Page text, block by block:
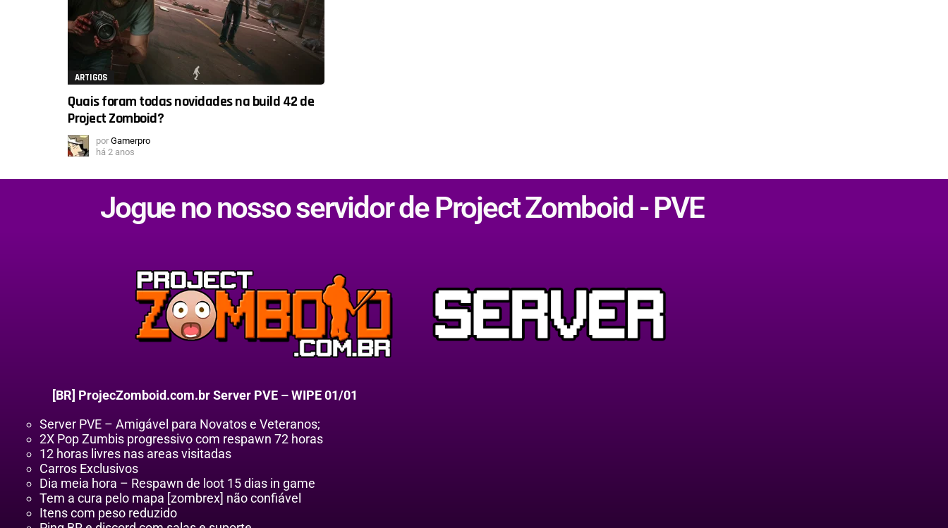
ARTIGOS
Quais foram todas novidades na build 42 de
Project Zomboid?
por Gamerpro
há 2 anos
Jogue no nosso servidor de Project Zomboid - PVE
[BR] ProjecZomboid.com.br Server PVE – WIPE 01/01
Server PVE – Amigável para Novatos e Veteranos;
2X Pop Zumbis progressivo com respawn 72 horas
12 horas livres nas areas visitadas
Carros Exclusivos
Dia meia hora – Respawn de loot 15 dias in game
Tem a cura pelo mapa [zombrex] não confiável
Itens com peso reduzido